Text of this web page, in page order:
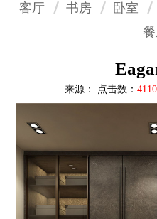
客厅 书房 卧室
来源： 点击数： 4110